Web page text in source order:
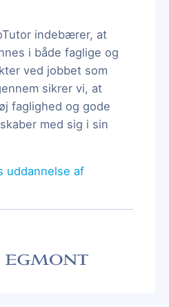
indebærer, at
i både faglige og
ved jobbet som
sikrer vi, at
faglighed og gode
med sig i sin
uddannelse af